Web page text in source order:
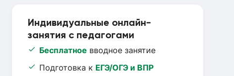
Индивидуальные онлайн-
занятия с педагогами
Бесплатное вводное занятие
Подготовка к ЕГЭ/ОГЭ и ВПР